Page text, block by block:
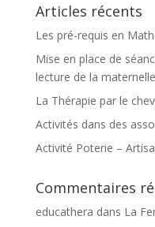
Articles récents
Les pré-requis en
Mise en place de
lecture de la
La Thérapie par le
Activités dans des
Activité Poterie –
Commentaires
educathera dans La